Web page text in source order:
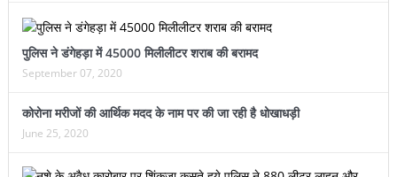
पुलिस ने डंगेहड़ा में 45000 मिलीलीटर शराब की बरामद
September 07, 2020
कोरोना मरीजों की आर्थिक मदद के नाम पर की जा रही है धोखाधड़ी
June 25, 2020